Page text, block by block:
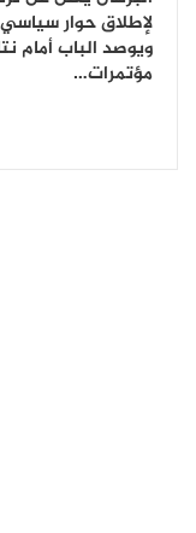
لإطلاق حوار
ويوصد الباب أمام
مؤتمرات…